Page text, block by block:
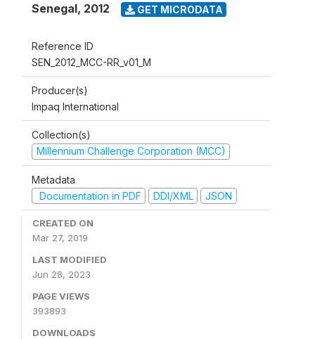
Senegal, 2012 GET MICRODATA
Reference ID
SEN_2012_MCC-RR_v01_M
Producer(s)
Impaq International
Collection(s)
Millennium Challenge Corporation (MCC)
Metadata
Documentation in PDF
DDI/XML JSON
CREATED ON
Mar 27, 2019
LAST MODIFIED
Jun 28, 2023
PAGE VIEWS
393893
DOWNLOADS